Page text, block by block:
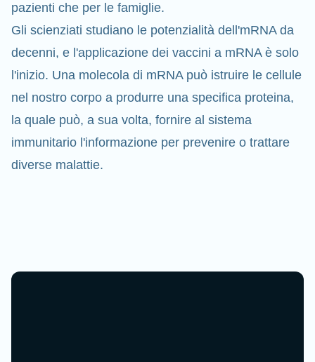
pazienti che per le famiglie.
Gli scienziati studiano le potenzialità dell'mRNA da
decenni, e l'applicazione dei vaccini a mRNA è solo
l'inizio. Una molecola di mRNA può istruire le cellule
nel nostro corpo a produrre una specifica proteina,
la quale può, a sua volta, fornire al sistema
immunitario l'informazione per prevenire o trattare
diverse malattie.